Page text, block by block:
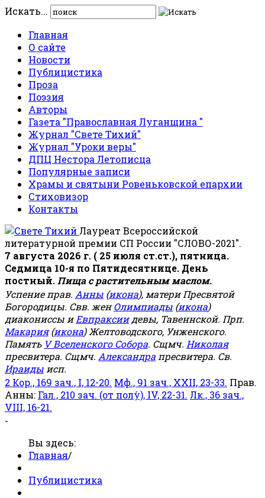
Искать...
Главная
О сайте
Новости
Публицистика
Проза
Поэзия
Авторы
Газета "Православная Луганщина "
Журнал "Свете Тихий"
Журнал "Уроки веры"
ДПЦ Нестора Летописца
Популярные записи
Храмы и святыни Ровеньковской епархии
Стиховизор
Контакты
Лауреат Всероссийской
литературной премии СП России "СЛОВО-2021".
7 августа 2026 г. ( 25 июля ст.ст.), пятница.
Седмица 10-я по Пятидесятнице. День
постный. Пища с растительным маслом.
Успение прав. Анны (икона), матери Пресвятой
Богородицы. Свв. женОлимпиады (икона)
диакониссы иЕвпраксиидевы, Тавеннской. Прп.
Макария(икона) Желтоводского, Унженского.
Память V Вселенского Собора. Сщмч. Николая
пресвитера. Сщмч. Александра пресвитера. Св.
Ираиды исп.
2 Кор., 169 зач., I, 12-20. Мф., 91 зач., XXII, 23-33. Прав.
Анны: Гал., 210 зач. (от полу́), IV, 22-31. Лк., 36 зач.,
VIII, 16-21.
-
Вы здесь:
Главная/
Публицистика